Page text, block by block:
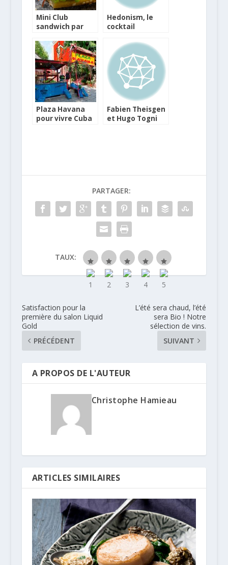
Mini Club
sandwich par
Hedonism, le
cocktail
Mezan
Plaza Havana
pour vivre Cuba
Fabien Theisgen
et Hugo Togni
PARTAGER:
TAUX:
Satisfaction pour la
première du salon Liquid
Gold
PRÉCÉDENT
L’été sera chaud, l’été
sera Bio ! Notre
sélection de vins.
SUIVANT
A PROPOS DE L'AUTEUR
Christophe Hamieau
ARTICLES SIMILAIRES